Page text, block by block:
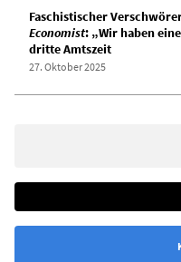
Faschistischer
Economist: „Wir haben
dritte Amtszeit
27. Oktober 2025